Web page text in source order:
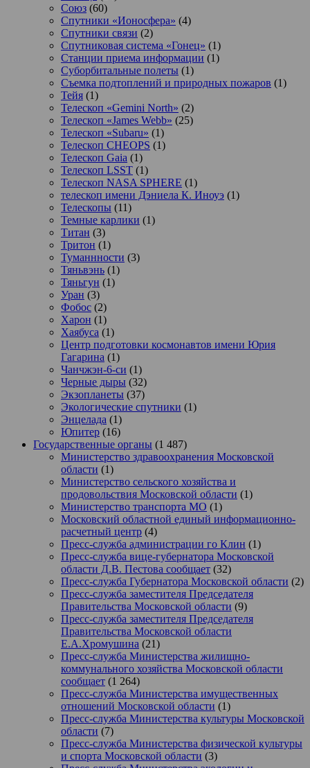
Союз (60)
Спутники «Ионосфера» (4)
Спутники связи (2)
Спутниковая система «Гонец» (1)
Станции приема информации (1)
Суборбитальные полеты (1)
Съемка подтоплений и природных пожаров (1)
Тейя (1)
Телескоп «Gemini North» (2)
Телескоп «James Webb» (25)
Телескоп «Subaru» (1)
Телескоп CHEOPS (1)
Телескоп Gaia (1)
Телескоп LSST (1)
Телескоп NASA SPHERE (1)
телескоп имени Дэниела К. Иноуэ (1)
Телескопы (11)
Темные карлики (1)
Титан (3)
Тритон (1)
Туманнности (3)
Тяньвэнь (1)
Тяньгун (1)
Уран (3)
Фобос (2)
Харон (1)
Хаябуса (1)
Центр подготовки космонавтов имени Юрия
Гагарина (1)
Чанчжэн-6-си (1)
Черные дыры (32)
Экзопланеты (37)
Экологические спутники (1)
Энцелада (1)
Юпитер (16)
Государственные органы (1 487)
Министерство здравоохранения Московской
области (1)
Министерство сельского хозяйства и
продовольствия Московской области (1)
Министерство транспорта МО (1)
Московский областной единый информационно-
расчетный центр (4)
Пресс-служба администрации го Клин (1)
Пресс-служба вице-губернатора Московской
области Д.В. Пестова сообщает (32)
Пресс-служба Губернатора Московской области (2)
Пресс-служба заместителя Председателя
Правительства Московской области (9)
Пресс-служба заместителя Председателя
Правительства Московской области
Е.А.Хромушина (21)
Пресс-служба Министерства жилищно-
коммунального хозяйства Московской области
сообщает (1 264)
Пресс-служба Министерства имущественных
отношений Московской области (1)
Пресс-служба Министерства культуры Московской
области (7)
Пресс-служба Министерства физической культуры
и спорта Московской области (3)